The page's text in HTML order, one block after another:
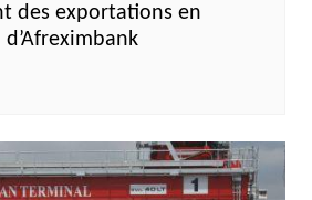
des exportations en